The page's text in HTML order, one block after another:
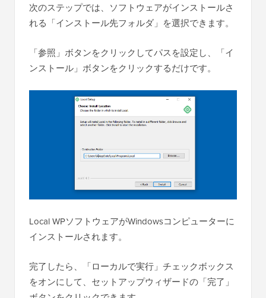
次のステップでは、ソフトウェアがインストールさ
れる「インストール先フォルダ」を選択できます。
「参照」ボタンをクリックしてパスを設定し、「イ
ンストール」ボタンをクリックするだけです。
Local WPソフトウェアがWindowsコンピューターに
インストールされます。
完了したら、「ローカルで実行」チェックボックス
をオンにして、セットアップウィザードの「完了」